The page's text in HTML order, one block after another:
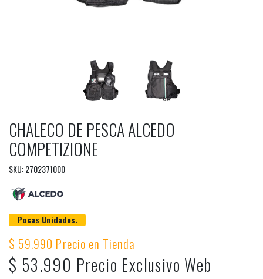
CHALECO DE PESCA ALCEDO
COMPETIZIONE
SKU: 2702371000
Pocas Unidades.
$ 59.990 Precio en Tienda
$ 53.990 Precio Exclusivo Web